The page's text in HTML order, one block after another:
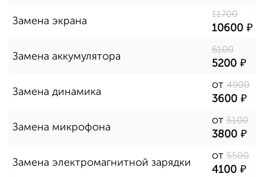
Замена экрана
11700
10600
Замена аккумулятора
6100
5200
Замена динамика
от 4900
3600
Замена микрофона
от 5100
3800
Замена электромагнитной зарядки
от 5500
4100